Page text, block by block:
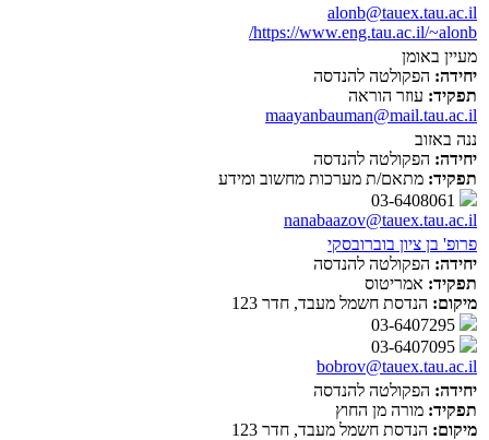
alonb@tauex.tau.ac.il
https://www.eng.tau.ac.il/~alonb/
מעיין באומן
יחידה: הפקולטה להנדסה
תפקיד: עוזר הוראה
maayanbauman@mail.tau.ac.il
ננה באזוב
יחידה: הפקולטה להנדסה
תפקיד: מתאם/ת מערכות מחשוב ומידע
nanabaazov@tauex.tau.ac.il
פרופ' בן ציון בוברובסקי
יחידה: הפקולטה להנדסה
תפקיד: אמריטוס
מיקום: הנדסת חשמל מעבד, חדר 123
bobrov@tauex.tau.ac.il
יחידה: הפקולטה להנדסה
תפקיד: מורה מן החוץ
מיקום: הנדסת חשמל מעבד, חדר 123